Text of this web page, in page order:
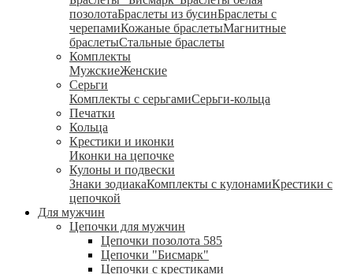
позолотаБраслеты из бусинБраслеты с
черепамиКожаные браслетыМагнитные
браслетыСтальные браслеты
Комплекты
МужскиеЖенские
Серьги
Комплекты с серьгамиСерьги-кольца
Печатки
Кольца
Крестики и иконки
Иконки на цепочке
Кулоны и подвески
Знаки зодиакаКомплекты с кулонамиКрестики с
цепочкой
Для мужчин
Цепочки для мужчин
Цепочки позолота 585
Цепочки "Бисмарк"
Цепочки с крестиками